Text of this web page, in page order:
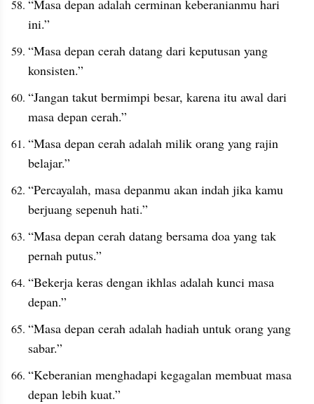
“Masa depan adalah cerminan keberanianmu hari
ini.”
“Masa depan cerah datang dari keputusan yang
konsisten.”
“Jangan takut bermimpi besar, karena itu awal dari
masa depan cerah.”
“Masa depan cerah adalah milik orang yang rajin
belajar.”
“Percayalah, masa depanmu akan indah jika kamu
berjuang sepenuh hati.”
“Masa depan cerah datang bersama doa yang tak
pernah putus.”
“Bekerja keras dengan ikhlas adalah kunci masa
depan.”
“Masa depan cerah adalah hadiah untuk orang yang
sabar.”
“Keberanian menghadapi kegagalan membuat masa
depan lebih kuat.”